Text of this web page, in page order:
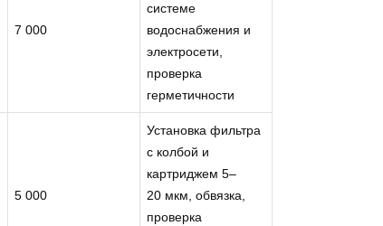
7 000
системе
водоснабжения и
электросети,
проверка
герметичности
5 000
Установка фильтра
с колбой и
картриджем 5–
20 мкм, обвязка,
проверка